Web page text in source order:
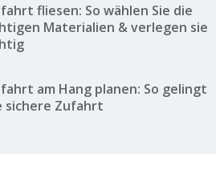
fliesen: So wählen Sie die
Materialien & verlegen sie
am Hang planen: So gelingt
sichere Zufahrt